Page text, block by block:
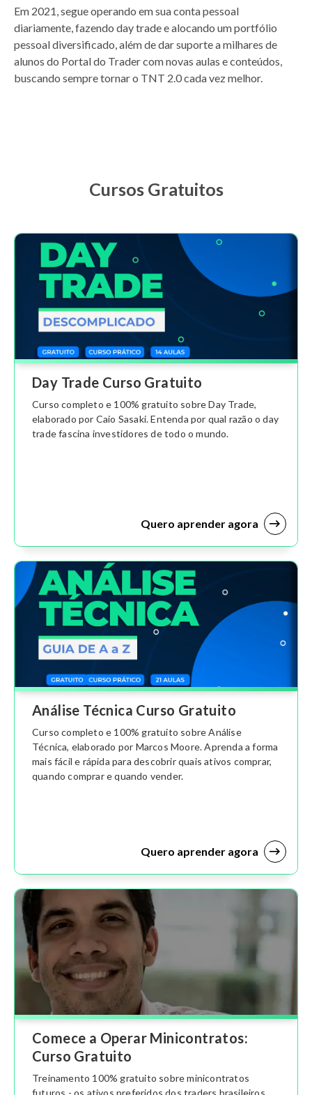
Em 2021, segue operando em sua conta pessoal
diariamente, fazendo day trade e alocando um portfólio
pessoal diversificado, além de dar suporte a milhares de
alunos do Portal do Trader com novas aulas e conteúdos,
buscando sempre tornar o TNT 2.0 cada vez melhor.
Cursos Gratuitos
Day Trade Curso Gratuito
Curso completo e 100% gratuito sobre Day Trade,
elaborado por Caio Sasaki. Entenda por qual razão o day
trade fascina investidores de todo o mundo.
Quero aprender agora
Análise Técnica Curso Gratuito
Curso completo e 100% gratuito sobre Análise
Técnica, elaborado por Marcos Moore. Aprenda a forma
mais fácil e rápida para descobrir quais ativos comprar,
quando comprar e quando vender.
Quero aprender agora
Comece a Operar Minicontratos:
Curso Gratuito
Treinamento 100% gratuito sobre minicontratos